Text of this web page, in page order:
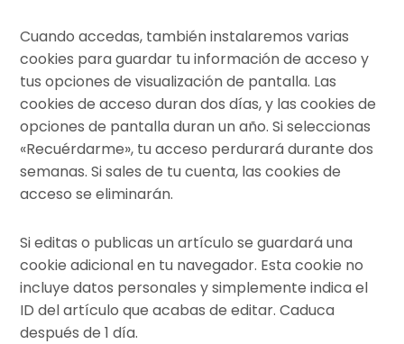
Cuando accedas, también instalaremos varias
cookies para guardar tu información de acceso y
tus opciones de visualización de pantalla. Las
cookies de acceso duran dos días, y las cookies de
opciones de pantalla duran un año. Si seleccionas
«Recuérdarme», tu acceso perdurará durante dos
semanas. Si sales de tu cuenta, las cookies de
acceso se eliminarán.
Si editas o publicas un artículo se guardará una
cookie adicional en tu navegador. Esta cookie no
incluye datos personales y simplemente indica el
ID del artículo que acabas de editar. Caduca
después de 1 día.